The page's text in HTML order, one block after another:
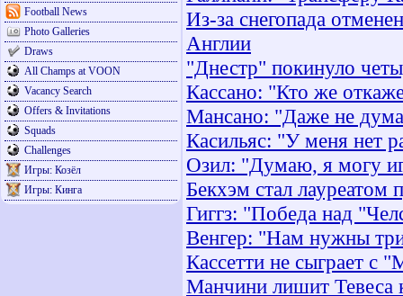
Football News
Photo Galleries
Draws
All Champs at VOON
Vacancy Search
Offers & Invitations
Squads
Challenges
Игры: Козёл
Игры: Кинга
Из-за снегопада
Англии
"Днестр" покинуло
Кассано: "Кто же
Мансано: "Даже не
Касильяс: "У меня нет
Озил: "Думаю, я могу
Бекхэм стал
Гиггз: "Победа над
Венгер: "Нам нужны
Кассетти не сыграет с
Манчини лишит Тевеса